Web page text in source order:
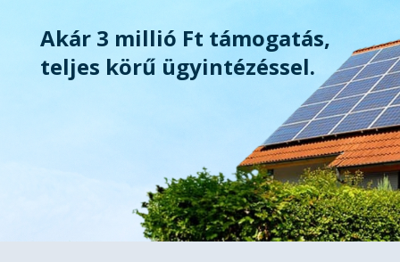
Akár 3 millió Ft támogatás,
teljes körű ügyintézéssel.